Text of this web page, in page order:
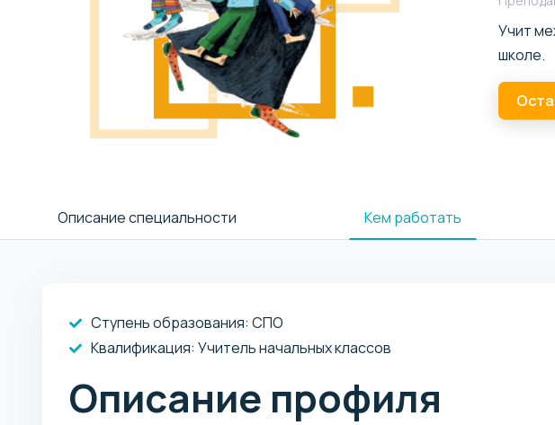
Учит
школе.
Описание специальности Кем работать
Ступень образования: СПО
Квалификация: Учитель начальных классов
Описание профиля